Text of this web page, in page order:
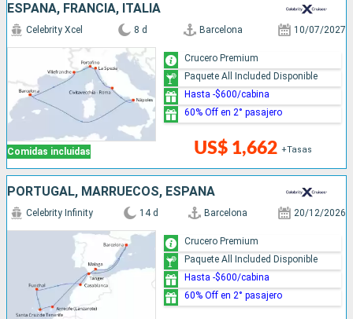
ESPAÑA, FRANCIA, ITALIA
Comidas incluidas
Celebrity Xcel 8 d Barcelona 10/07/2027
US$ 1,662 +Tasas
Crucero Premium
Paquete All Included Disponible
Hasta -$600/cabina
60% Off en 2° pasajero
PORTUGAL, MARRUECOS, ESPAÑA
Celebrity Infinity 14 d Barcelona 20/12/2026
Crucero Premium
Paquete All Included Disponible
Hasta -$600/cabina
60% Off en 2° pasajero